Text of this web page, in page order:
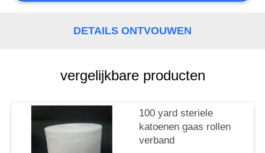
PRIVACY
POLICY
DETAILS ONTVOUWEN
vergelijkbare producten
100 yard steriele
katoenen gaas rollen
verband